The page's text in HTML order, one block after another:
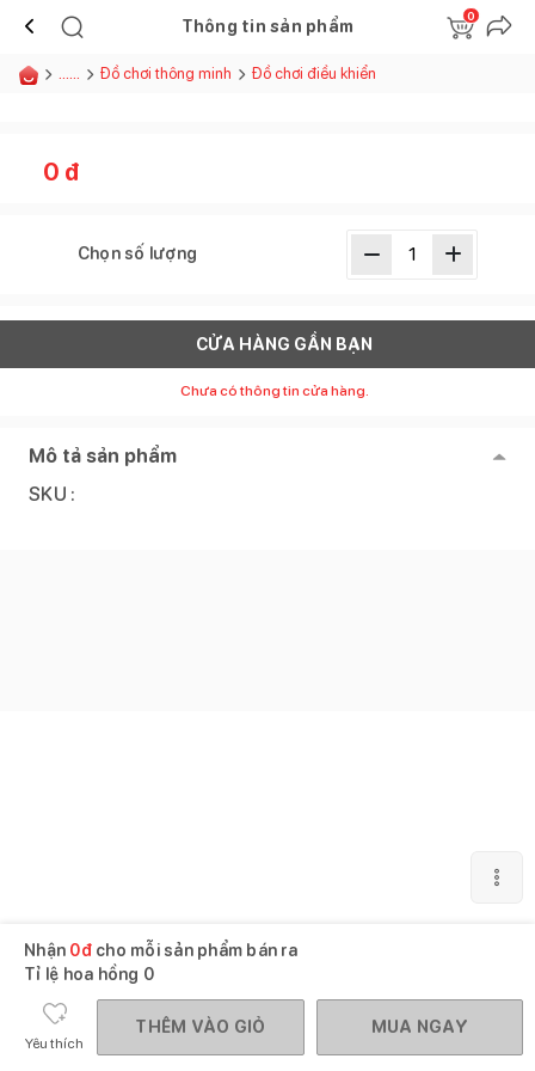
Thông tin sản phẩm
0
...... Đồ chơi thông minh Đồ chơi điều khiển
0 đ
Chọn số lượng
CỬA HÀNG GẦN BẠN
Chưa có thông tin cửa hàng.
Mô tả sản phẩm
SKU :
Nhận 0đcho mỗi sản phẩm bán ra
Tỉ lệ hoa hồng 0
Yêu thích
THÊM VÀO GIỎ MUA NGAY